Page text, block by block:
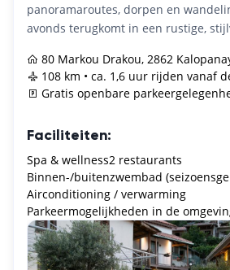
panoramaroutes, dorpen en
avonds terugkomt in een rustige,
80 Markou Drakou, 2862
108 km • ca. 1,6 uur rijden vanaf
Gratis openbare
Faciliteiten:
Spa & wellness2 restaurants
Binnen-/buitenzwembad
Airconditioning / verwarming
Parkeermogelijkheden in de